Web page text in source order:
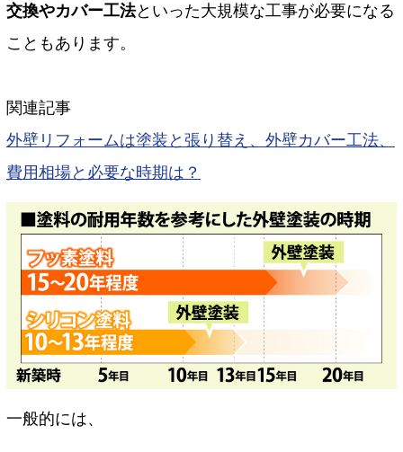
交換やカバー工法といった大規模な工事が必要になる
こともあります。
関連記事
外壁リフォームは塗装と張り替え、外壁カバー工法、
費用相場と必要な時期は？
一般的には、